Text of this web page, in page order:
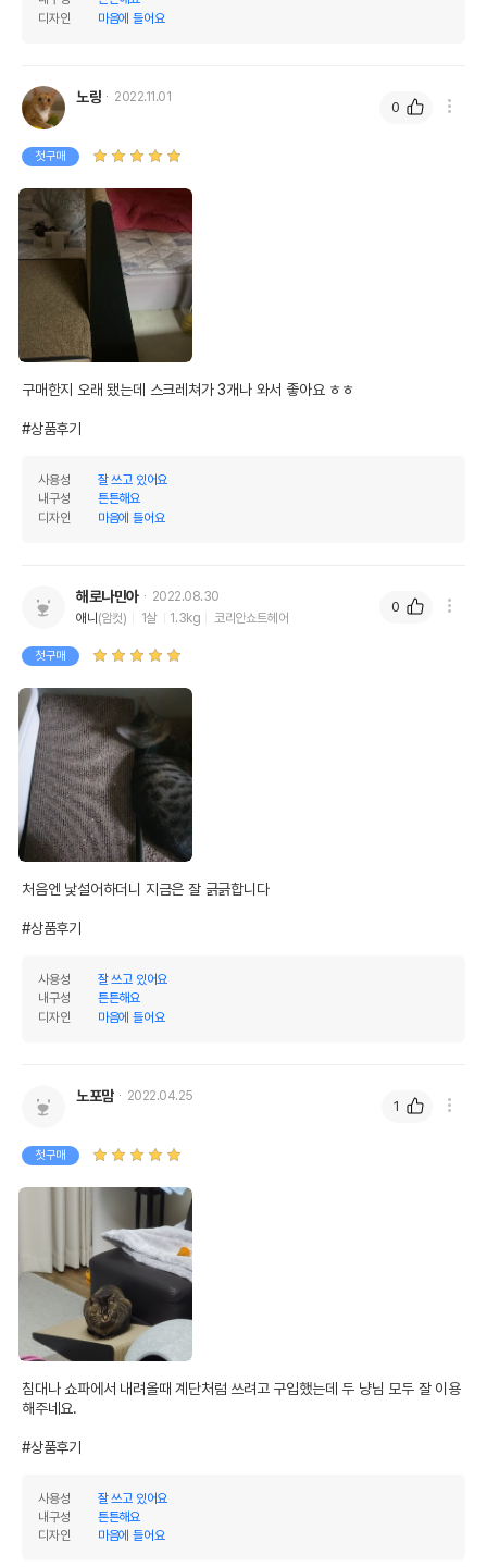
품명 및 모델명
받았음을 확인할수 있는
경우 그에 대한 사항
제조자,수입품의 경우
수입자를 함께 표기
AS책임자와 전화번호
또는 소비자상담 관련
전화번호
유통기한
유통기한이 최소 2026.12.07이거나 그
디자인
마음에 들어요
노랑 2022.11.01
첫구매
구매한지 오래 됐는데 스크레쳐가 3개나 와서 좋아요 ㅎㅎ
#상품후기
사용성
잘 쓰고 있어요
내구성
튼튼해요
디자인
마음에 들어요
0
해로나민아
2022.08.30
애니(암컷) 1살 1.3kg 코리안쇼트헤어
첫구매
처음엔 낯설어하더니 지금은 잘 긁긁합니다
#상품후기
사용성
잘 쓰고 있어요
내구성
튼튼해요
디자인
마음에 들어요
0
노포맘 2022.04.25
첫구매
침대나 쇼파에서 내려올때 계단처럼 쓰려고 구입했는데 두 냥님 모두 잘 이용
해주네요.
#상품후기
사용성
잘 쓰고 있어요
내구성
튼튼해요
디자인
마음에 들어요
1